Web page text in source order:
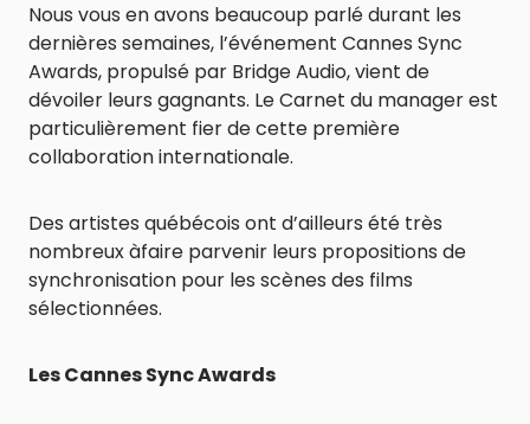
Nous vous en avons beaucoup parlé durant les
dernières semaines, l’événement Cannes Sync
Awards, propulsé par Bridge Audio, vient de
dévoiler leurs gagnants. Le Carnet du manager est
particulièrement fier de cette première
collaboration internationale.
Des artistes québécois ont d’ailleurs été très
nombreux àfaire parvenir leurs propositions de
synchronisation pour les scènes des films
sélectionnées.
Les Cannes Sync Awards